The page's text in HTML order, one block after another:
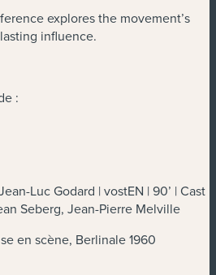
explores the movement’s
influence.
:
Luc Godard | vostEN | 90’ | Cast
Seberg, Jean-Pierre Melville
en scène, Berlinale 1960